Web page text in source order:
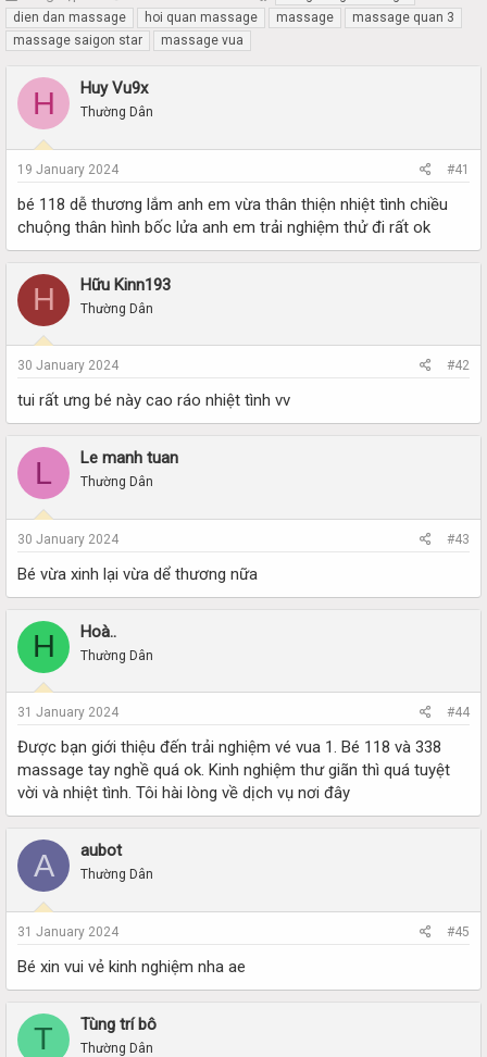
h
r
e
d
s
a
r
e
r
t
a
r
d
a
e
dien dan massage
hoi quan massage massage
massage quan 3
massage saigon star
massage vua
H Huy Vu9x
Thường Dân
19 January 2024 #41
bé 118 dễ thương lắm anh em vừa thân thiện nhiệt tình chiều
chuộng thân hình bốc lửa anh em trải nghiệm thử đi rất ok
H Hữu Kinn193
Thường Dân
30 January 2024 #42
tui rất ưng bé này cao ráo nhiệt tình vv
L Le manh tuan
Thường Dân
30 January 2024 #43
Bé vừa xinh lại vừa dể thương nữa
H Hoà..
Thường Dân
31 January 2024 #44
Được bạn giới thiệu đến trải nghiệm vé vua 1. Bé 118 và 338
massage tay nghề quá ok. Kinh nghiệm thư giãn thì quá tuyệt
vời và nhiệt tình. Tôi hài lòng về dịch vụ nơi đây
A aubot
Thường Dân
31 January 2024 #45
Bé xin vui vẻ kinh nghiệm nha ae
T Tùng trí bô
Thường Dân